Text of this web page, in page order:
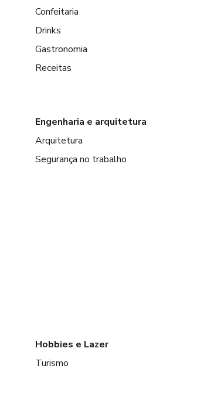
Confeitaria
Drinks
Gastronomia
Receitas
Engenharia e arquitetura
Arquitetura
Segurança no trabalho
Hobbies e Lazer
Turismo